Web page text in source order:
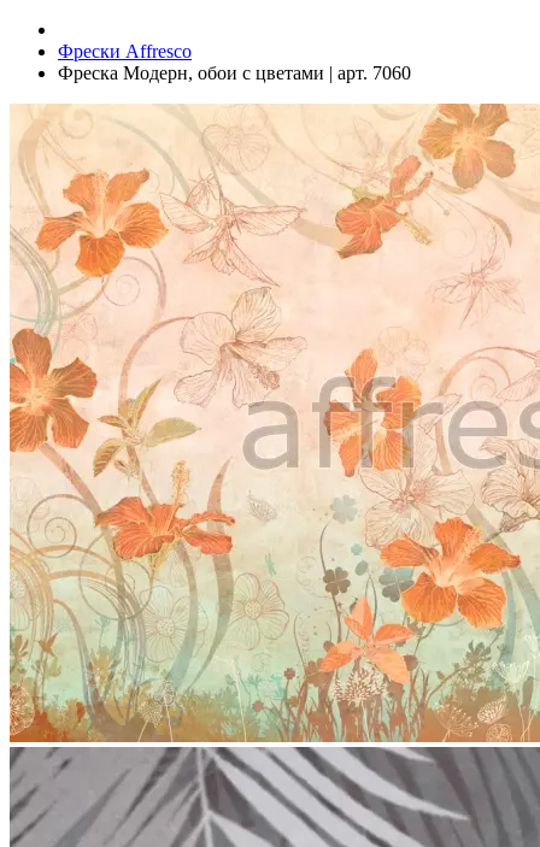
Фрески Affresco
Фреска Модерн, обои с цветами | арт. 7060